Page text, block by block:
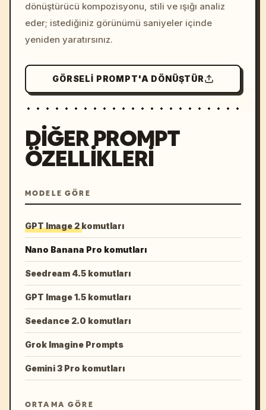
dönüştürücü kompozisyonu, stili ve ışığı analiz
eder; istediğiniz görünümü saniyeler içinde
yeniden yaratırsınız.
GÖRSELI PROMPT'A DÖNÜŞTÜR
DIĞER PROMPT
ÖZELLIKLERI
MODELE GÖRE
GPT Image 2 komutları
Nano Banana Pro komutları
Seedream 4.5 komutları
GPT Image 1.5 komutları
Seedance 2.0 komutları
Grok Imagine Prompts
Gemini 3 Pro komutları
ORTAMA GÖRE